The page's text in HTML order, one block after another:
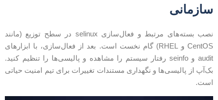
نصب بسته‌های مرتبط و فعال‌سازی selinux در سطح توزیع (مانند
CentOS و RHEL) گام نخست است. بعد از فعال‌سازی، با ابزارهای
audit و seinfo رفتار سیستم را مشاهده و پالیسی‌ها را تنظیم کنید.
از پالیسی‌ها و نگهداری مستندات تغییرات برای تیم امنیت حیاتی